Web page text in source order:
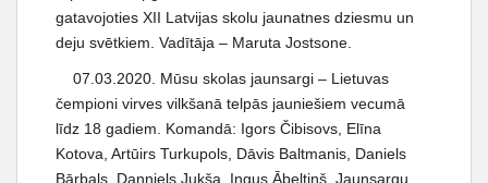
gatavojoties XII Latvijas skolu jaunatnes dziesmu un
deju svētkiem. Vadītāja – Maruta Jostsone.
07.03.2020. Mūsu skolas jaunsargi – Lietuvas
čempioni virves vilkšanā telpās jauniešiem vecumā
līdz 18 gadiem. Komandā: Igors Čibisovs, Elīna
Kotova, Artūirs Turkupols, Dāvis Baltmanis, Daniels
Bārbals, Danniels Jukša, Ingus Ābeltiņš. Jaunsargu